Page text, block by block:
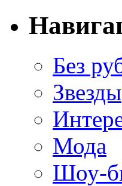
Без
Звезды
Мода
Шоу-